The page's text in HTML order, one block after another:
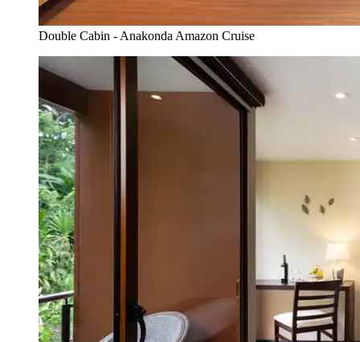
Double Cabin - Anakonda Amazon Cruise